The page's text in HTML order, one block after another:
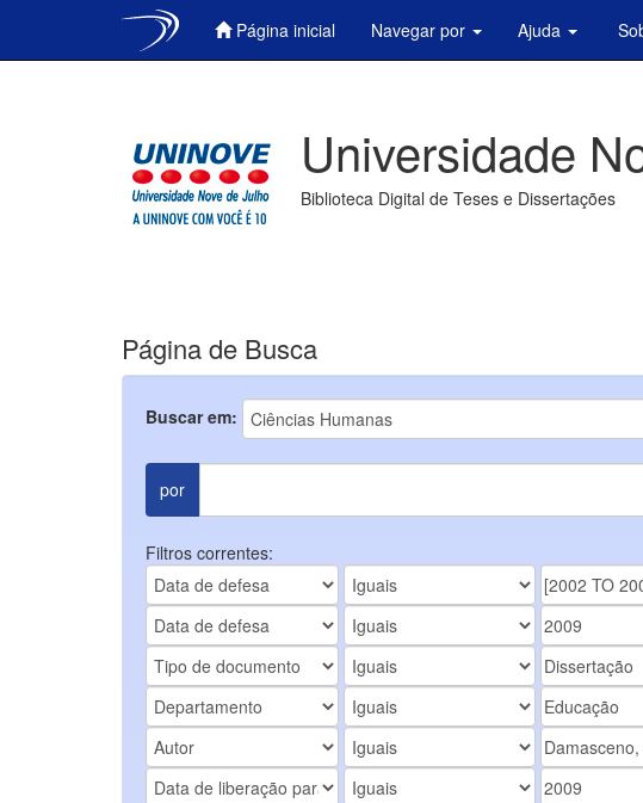
Página inicial Navegar por Ajuda
Universidade
Biblioteca Digital de Teses e Dissertações
Página de Busca
Buscar em:
por
Filtros correntes: